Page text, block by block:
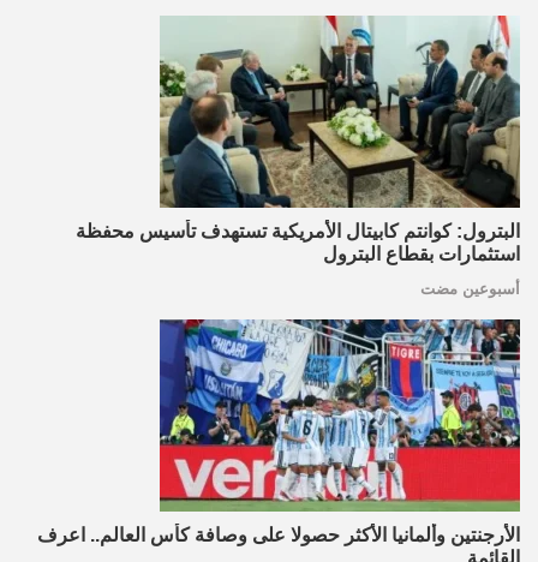
البترول: كوانتم كابيتال الأمريكية تستهدف تأسيس محفظة
استثمارات بقطاع البترول
أسبوعين مضت
الأرجنتين وألمانيا الأكثر حصولا على وصافة كأس العالم.. اعرف
القائمة